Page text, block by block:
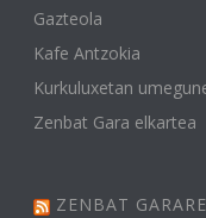
Gazteola
Kafe Antzokia
Kurkuluxetan
Zenbat Gara elkartea
ZENBAT